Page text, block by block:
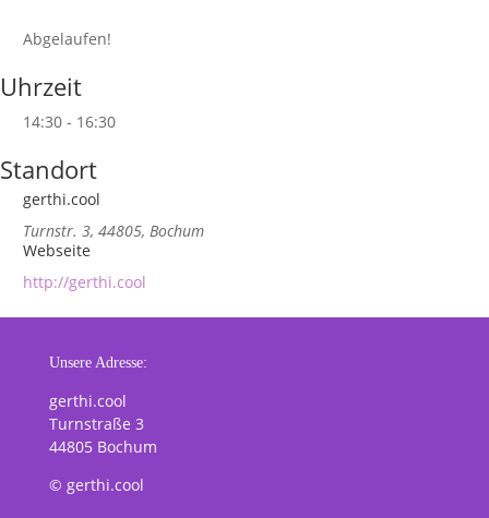
Abgelaufen!
Uhrzeit
14:30 - 16:30
Standort
gerthi.cool
Turnstr. 3, 44805, Bochum
Webseite
http://gerthi.cool
Unsere Adresse:
gerthi.cool
Turnstraße 3
44805 Bochum
© gerthi.cool